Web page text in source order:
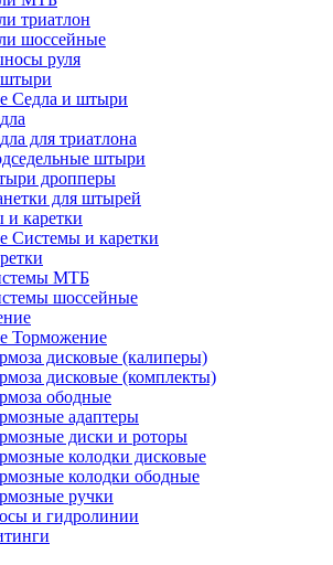
триатлон
шоссейные
руля
Седла и штыри
для триатлона
штыри
дропперы
для штырей
каретки
Системы и каретки
МТБ
шоссейные
Торможение
дисковые (калиперы)
дисковые (комплекты)
ободные
адаптеры
диски и роторы
колодки дисковые
колодки ободные
ручки
и гидролинии